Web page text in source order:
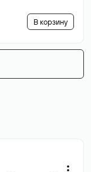
В корзину